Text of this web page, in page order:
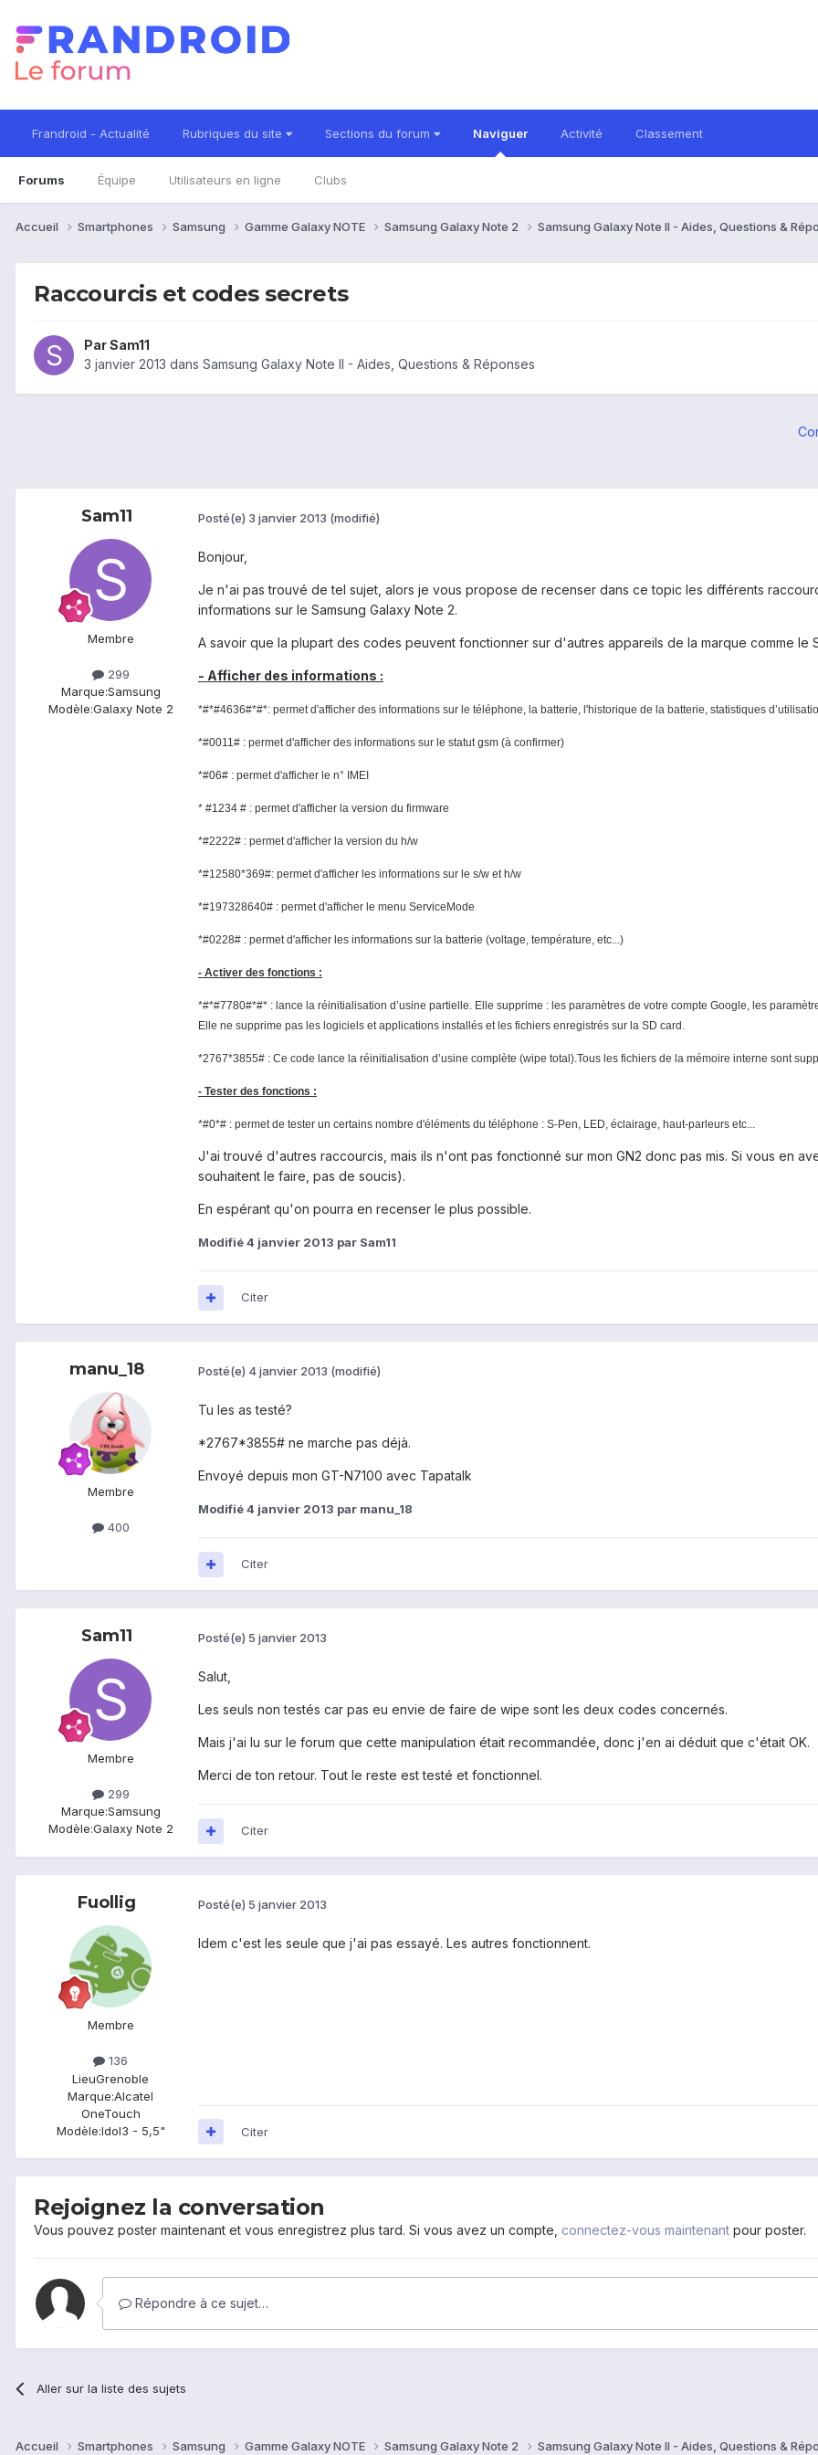
Frandroid - Actualité Rubriques du site Sections du forum Naviguer
Forums Équipe Utilisateurs en ligne Clubs
Activité Classement
Accueil Smartphones Samsung Gamme Galaxy NOTE Samsung Galaxy Note 2 Samsung Galaxy Note II - Aides, Questions &
Raccourcis et codes secrets
ParSam11
3 janvier 2013 dans Samsung Galaxy Note II - Aides, Questions & Réponses
Sam11
Membre
299
Marque:Samsung
Modèle:Galaxy Note 2
Posté(e) 3 janvier 2013 (modifié)
Bonjour,
Je n'ai pas trouvé de tel sujet, alors je vous propose de recenser dans ce topic les différents
informations sur le Samsung Galaxy Note 2.
A savoir que la plupart des codes peuvent fonctionner sur d'autres appareils de la marque comme le
- Afficher des informations :
*#*#4636#*#*: permet d'afficher des informations sur le téléphone, la batterie, l'historique de la batterie, statistiques
*#0011# : permet d'afficher des informations sur le statut gsm (à confirmer)
*#06# : permet d'afficher le n° IMEI
* #1234 # : permet d'afficher la version du firmware
*#2222# : permet d'afficher la version du h/w
*#12580*369#: permet d'afficher les informations sur le s/w et h/w
*#197328640# : permet d'afficher le menu ServiceMode
*#0228# : permet d'afficher les informations sur la batterie (voltage, température, etc...)
- Activer des fonctions :
*#*#7780#*#* : lance la réinitialisation d’usine partielle. Elle supprime : les paramètres de votre compte Google, les
Elle ne supprime pas les logiciels et applications installés et les fichiers enregistrés sur la SD card.
*2767*3855# : Ce code lance la réinitialisation d’usine complète (wipe total).Tous les fichiers de la mémoire interne sont
- Tester des fonctions :
*#0*# : permet de tester un certains nombre d'éléments du téléphone : S-Pen, LED, éclairage, haut-parleurs etc...
J'ai trouvé d'autres raccourcis, mais ils n'ont pas fonctionné sur mon GN2 donc pas mis. Si vous en
souhaitent le faire, pas de soucis).
En espérant qu'on pourra en recenser le plus possible.
Modifié4 janvier 2013 par Sam11
Citer
manu_18
Membre
400
Posté(e) 4 janvier 2013 (modifié)
Tu les as testé?
*2767*3855# ne marche pas déjà.
Envoyé depuis mon GT-N7100 avec Tapatalk
Modifié4 janvier 2013 par manu_18
Citer
Sam11
Membre
299
Marque:Samsung
Modèle:Galaxy Note 2
Posté(e) 5 janvier 2013
Salut,
Les seuls non testés car pas eu envie de faire de wipe sont les deux codes concernés.
Mais j'ai lu sur le forum que cette manipulation était recommandée, donc j'en ai déduit que c'était OK.
Merci de ton retour. Tout le reste est testé et fonctionnel.
Citer
Fuollig
Membre
136
LieuGrenoble
Marque:Alcatel
OneTouch
Modèle:Idol3 - 5,5"
Posté(e) 5 janvier 2013
Idem c'est les seule que j'ai pas essayé. Les autres fonctionnent.
Citer
Rejoignez la conversation
Vous pouvez poster maintenant et vous enregistrez plus tard. Si vous avez un compte, connectez-vous maintenant pour poster.
Répondre à ce sujet…
Aller sur la liste des sujets
Accueil Smartphones Samsung Gamme Galaxy NOTE Samsung Galaxy Note 2 Samsung Galaxy Note II - Aides, Questions &